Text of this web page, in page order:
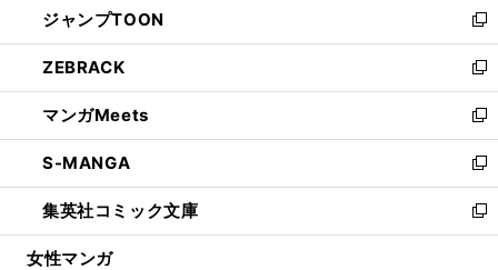
く
で
開
く
ド
ウ
で
開
く
ィ
ン
ド
ウ
で
開
く
い
ウ
ィ
ン
ド
ウ
で
開
く
ジャンプTOON
新
し
い
ウ
ィ
ン
ド
ウ
で
開
ZEBRACK
新
し
い
ウ
ィ
ン
ド
ウ
マンガMeets
新
し
い
ウ
ィ
ン
S-MANGA
新
し
い
ウ
集英社コミック文庫
新
し
女性マンガ